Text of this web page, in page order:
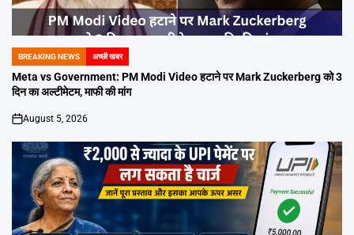
POSTED
IN
BREAKING NEWS अच्छी खबर
Meta vs Government: PM Modi Video हटाने पर Mark Zuckerberg को 3
दिन का अल्टीमेटम, माफी की मांग
on
August 5, 2026